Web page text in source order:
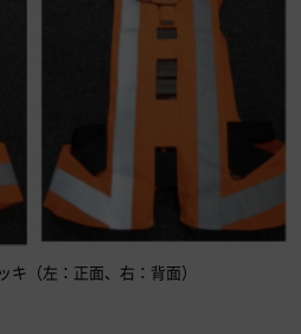
（左：正面、右：背面）